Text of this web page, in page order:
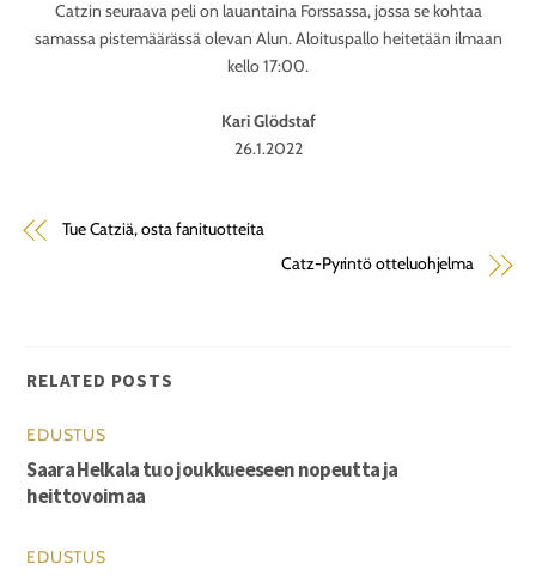
Catzin seuraava peli on lauantaina Forssassa, jossa se kohtaa
samassa pistemäärässä olevan Alun. Aloituspallo heitetään ilmaan
kello 17:00.
Kari Glödstaf
26.1.2022
Tue Catziä, osta fanituotteita
Catz-Pyrintö otteluohjelma
RELATED POSTS
EDUSTUS
Saara Helkala tuo joukkueeseen nopeutta ja
heittovoimaa
EDUSTUS